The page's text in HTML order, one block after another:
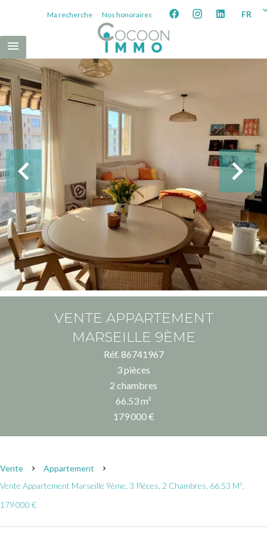
Ma recherche Nos honoraires FR
VENTE APPARTEMENT
MARSEILLE 9ÈME
Réf. 86741967
3 pièces
2 chambres
66.53 m²
179 000 €
Vente
Appartement
Vente Appartement Marseille 9ème, 3 Pièces, 2 Chambres, 66.53 M²,
179 000 €